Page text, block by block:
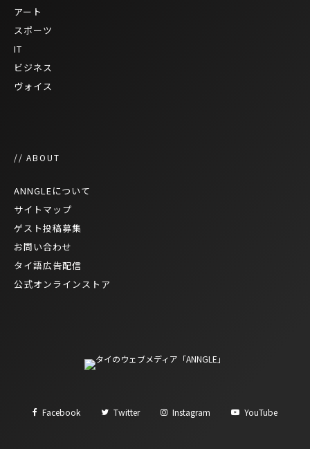
アート
スポーツ
IT
ビジネス
ヴォイス
// ABOUT
ANNGLEについて
サイトマップ
ゲスト投稿募集
お問い合わせ
タイ語広告配信
公式オンラインストア
Facebook Twitter Instagram YouTube